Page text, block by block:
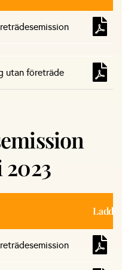
utan företräde
Ladda